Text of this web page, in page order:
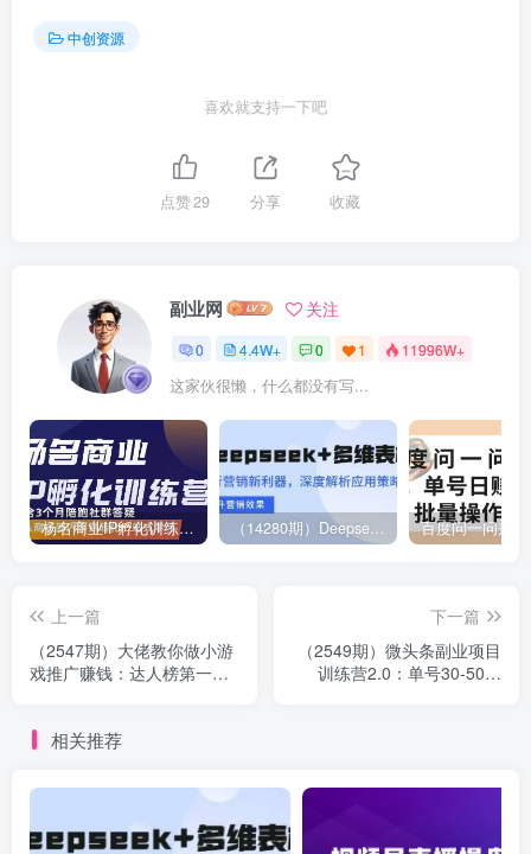
中创资源
喜欢就支持一下吧
点赞29 分享 收藏
副业网 关注
0 4.4W+ 0 1 11996W+
这家伙很懒，什么都没有写...
杨名商业IP孵化训练营，从商业到内容到转化一站式学 价值5980元 （14280期）Deepseek+多维表格，银行营销新利器，深度解析应用策略，提升营销效果
上一篇
（2547期）大佬教你做小游
戏推广赚钱：达人榜第一、
下一篇
（2549期）微头条副业项目
训练营2.0：单号30-50收
相关推荐